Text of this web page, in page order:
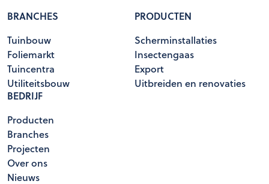
BRANCHES
Tuinbouw
Foliemarkt
Tuincentra
Utiliteitsbouw
PRODUCTEN
Scherminstallaties
Insectengaas
Export
Uitbreiden en renovaties
BEDRIJF
Producten
Branches
Projecten
Over ons
Nieuws